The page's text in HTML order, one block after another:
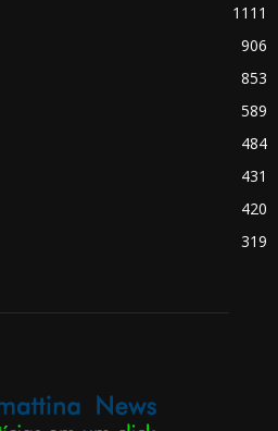
1111
906
853
589
484
431
420
319